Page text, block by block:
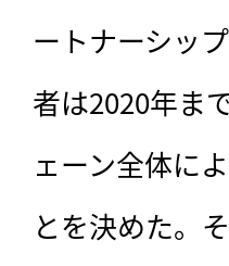
ートナーシッ
者は2020年ま
ェーン全体に
とを決めた。